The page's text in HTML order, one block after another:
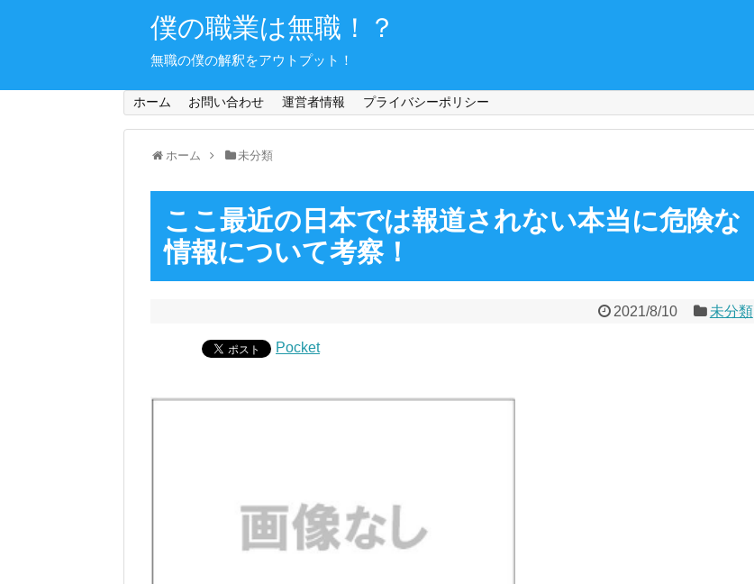
僕の職業は無職！？
無職の僕の解釈をアウトプット！
ホーム お問い合わせ 運営者情報 プライバシーポリシー
ホーム 未分類
ここ最近の日本では報道されない本当に危険な
情報について考察！
2021/8/10 未分類
Pocket